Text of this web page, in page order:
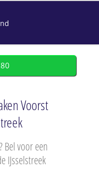
Voorst
Bel voor een
IJsselstreek